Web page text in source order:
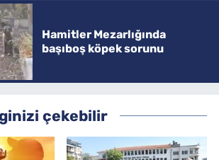
Hamitler Mezarlığında
başıboş köpek sorunu
çekebilir